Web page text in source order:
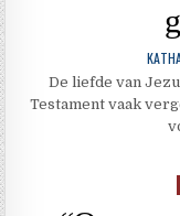
De liefde van
Testament vaak